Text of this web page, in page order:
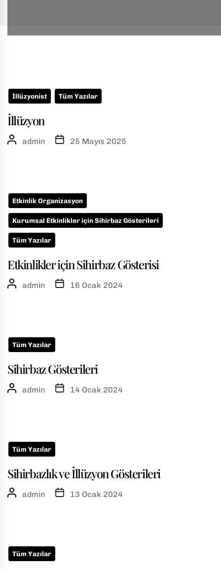
İllüzyonist Tüm Yazılar
İllüzyon
admin 25 Mayıs 2025
Etkinlik Organizasyon
Kurumsal Etkinlikler için Sihirbaz Gösterileri
Tüm Yazılar
Etkinlikler için Sihirbaz Gösterisi
admin 16 Ocak 2024
Tüm Yazılar
Sihirbaz Gösterileri
admin 14 Ocak 2024
Tüm Yazılar
Sihirbazlık ve İllüzyon Gösterileri
admin 13 Ocak 2024
Tüm Yazılar
pagination